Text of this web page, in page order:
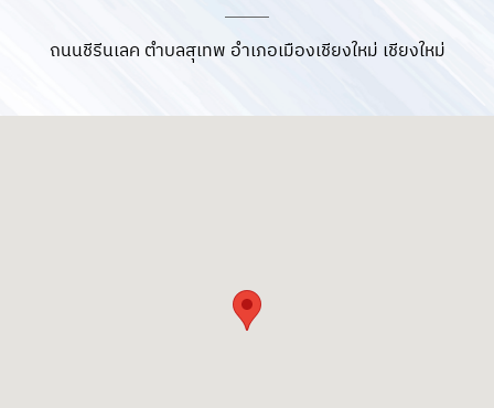
ถนนชีรีนเลค ตำบลสุเทพ อำเภอเมืองเชียงใหม่ เชียงใหม่